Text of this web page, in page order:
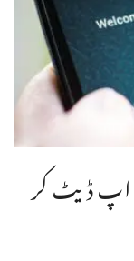
اپ ڈیٹ کر